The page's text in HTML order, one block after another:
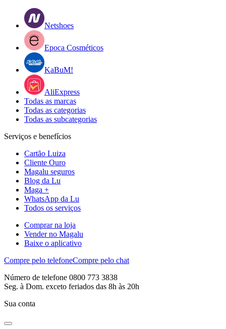
Netshoes
Epoca Cosméticos
KaBuM!
AliExpress
Todas as marcas
Todas as categorias
Todas as subcategorias
Serviços e benefícios
Cartão Luiza
Cliente Ouro
Magalu seguros
Blog da Lu
Maga +
WhatsApp da Lu
Todos os serviços
Comprar na loja
Vender no Magalu
Baixe o aplicativo
Compre pelo telefoneCompre pelo chat
Número de telefone 0800 773 3838
Seg. à Dom. exceto feriados das 8h às 20h
Sua conta